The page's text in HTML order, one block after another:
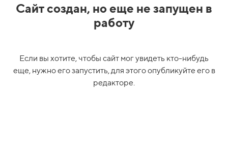
Сайт создан, но еще не запущен в
работу
Если вы хотите, чтобы сайт мог увидеть кто-нибудь
еще, нужно его запустить, для этого опубликуйте его в
редакторе.